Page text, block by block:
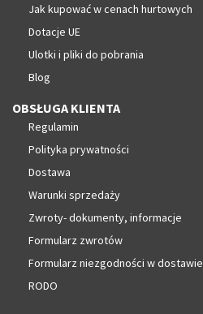
Jak kupować w cenach hurtowych
Dotacje UE
Ulotki i pliki do pobrania
Blog
OBSŁUGA KLIENTA
Regulamin
Polityka prywatności
Dostawa
Warunki sprzedaży
Zwroty- dokumenty, informacje
Formularz zwrotów
Formularz niezgodności w dostawie
RODO